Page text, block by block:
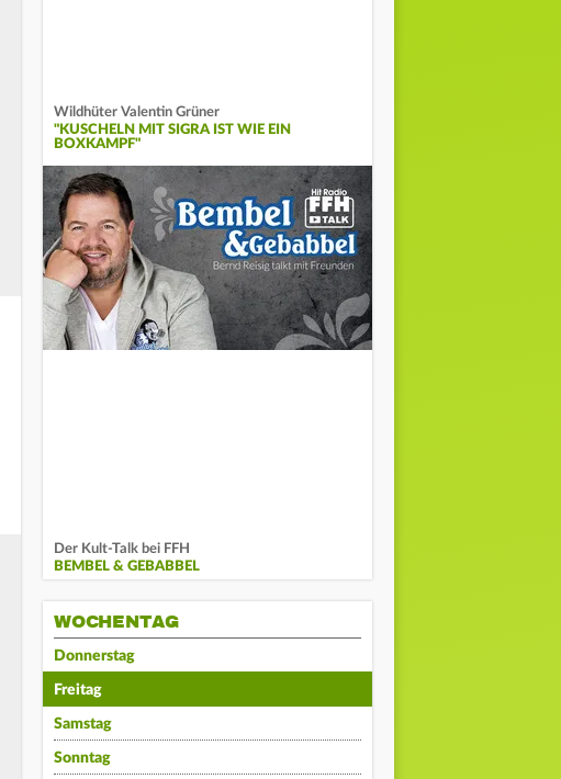
Wildhüter Valentin Grüner
"KUSCHELN MIT SIGRA IST WIE EIN
BOXKAMPF"
Der Kult-Talk bei FFH
BEMBEL & GEBABBEL
WOCHENTAG
Donnerstag
Freitag
Samstag
Sonntag